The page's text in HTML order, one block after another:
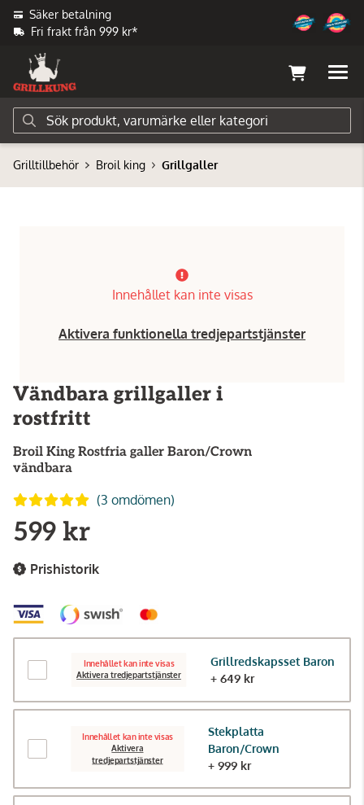
Säker betalning
Fri frakt från 999 kr*
Grilltillbehör Broil king Grillgaller
Innehållet kan inte visas
Aktivera funktionella tredjepartstjänster
Vändbara grillgaller i
rostfritt
Broil King Rostfria galler Baron/Crown
vändbara
(3 omdömen)
599 kr
Prishistorik
Innehållet kan inte visas
Aktivera tredjepartstjänster
Grillredskapsset Baron
+ 649 kr
Innehållet kan inte visas
Aktivera
tredjepartstjänster
Stekplatta
Baron/Crown
+ 999 kr